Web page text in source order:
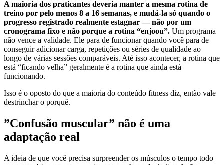
A maioria dos praticantes deveria manter a mesma rotina de
treino por pelo menos 8 a 16 semanas, e mudá-la só quando o
progresso registrado realmente estagnar — não por um
cronograma fixo e não porque a rotina “enjoou”. Um programa
não vence a validade. Ele para de funcionar quando você para de
conseguir adicionar carga, repetições ou séries de qualidade ao
longo de várias sessões comparáveis. Até isso acontecer, a rotina que
está “ficando velha” geralmente é a rotina que ainda está
funcionando.
Isso é o oposto do que a maioria do conteúdo fitness diz, então vale
destrinchar o porquê.
”Confusão muscular” não é uma
adaptação real
A ideia de que você precisa surpreender os músculos o tempo todo